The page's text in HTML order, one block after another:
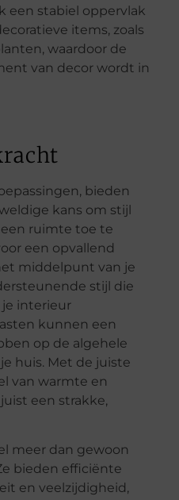
een stabiel oppervlak
items, zoals
waardoor de
van decor wordt in
bieden
kans om stijl
ruimte toe te
een opvallend
middelpunt van je
stijl die
interieur
kunnen een
op de algehele
huis. Met de juiste
van warmte en
een strakke,
meer dan gewoon
bieden efficiënte
en veelzijdigheid,